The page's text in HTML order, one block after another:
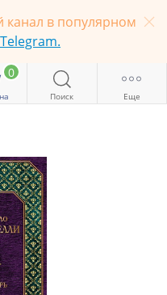
канал в популярном
0
Поиск Еще